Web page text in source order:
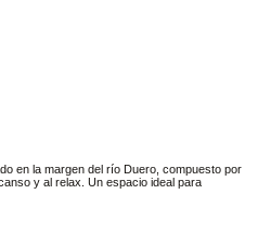
en la margen del río Duero, compuesto por
y al relax. Un espacio ideal para